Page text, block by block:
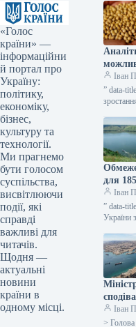
«Голос
країни» —
інформаційни
й портал про
Україну:
політику,
економіку,
бізнес,
культуру та
технології.
Ми прагнемо
бути голосом
суспільства,
висвітлюючи
події, які
справді
важливі для
читачів.
Щодня —
актуальні
новини
країни в
одному місці.
нового
грн/т
Іван
” data-
analitiki-
soyu-
sezonu”>
врожаю…
для
через
Іван
” data-
України
bilshosti-
stiyke-
річок
Іван
>